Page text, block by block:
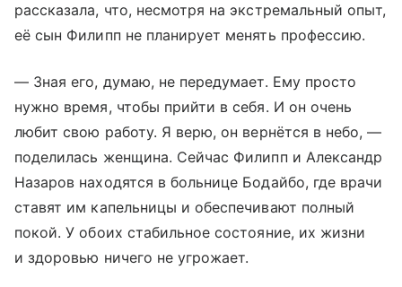
рассказала, что, несмотря на экстремальный опыт,
её сын Филипп не планирует менять профессию.
— Зная его, думаю, не передумает. Ему просто
нужно время, чтобы прийти в себя. И он очень
любит свою работу. Я верю, он вернётся в небо, —
поделилась женщина. Сейчас Филипп и Александр
Назаров находятся в больнице Бодайбо, где врачи
ставят им капельницы и обеспечивают полный
покой. У обоих стабильное состояние, их жизни
и здоровью ничего не угрожает.